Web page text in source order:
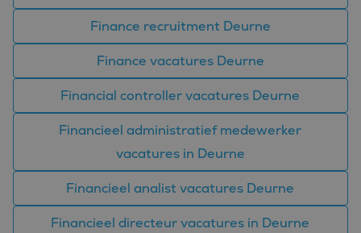
Finance recruitment Deurne
Finance vacatures Deurne
Financial controller vacatures Deurne
Financieel administratief medewerker
vacatures in Deurne
Financieel analist vacatures Deurne
Financieel directeur vacatures in Deurne
mogelijk heeft gezien
voordat hij de
bezocht.
.bluefin.nl
geassocieerd met
Microsoft Clarity
analytics software.
Het wordt gebruikt
om informatie over
de sessie van de
paginaweergaven te
gebruikerssessie voor
analytische
doeleinden.